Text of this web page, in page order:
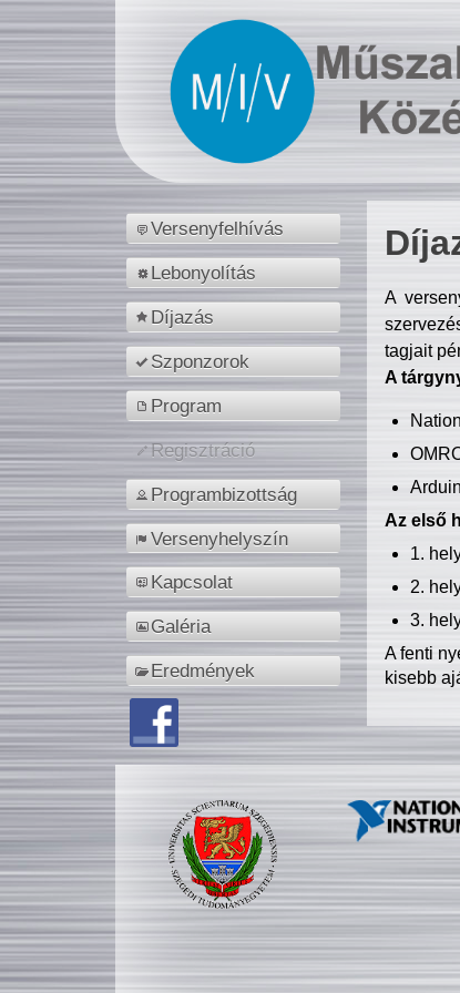
Versenyfelhívás
Lebonyolítás
Díjazás
Szponzorok
Program
Regisztráció
Programbizottság
Versenyhelyszín
Kapcsolat
Galéria
Eredmények
A
tagjait
A
Az első
1.
2.
3.
A fenti
kisebb